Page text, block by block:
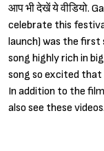
आप भी देखें ये वीडियो.
celebrate this
launch) was the first
song highly rich in
song so excited that
In addition to the
also see these